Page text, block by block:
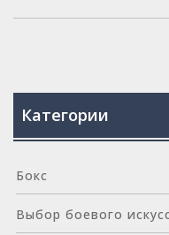
Категории
Бокс
Выбор боевого